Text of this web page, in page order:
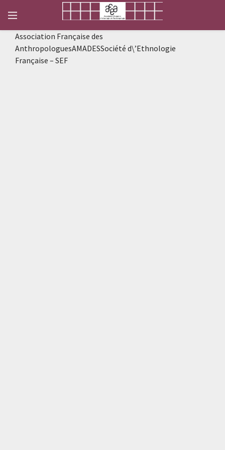
Association Française des
AnthropologuesAMADESSociété d\’Ethnologie
Française – SEF